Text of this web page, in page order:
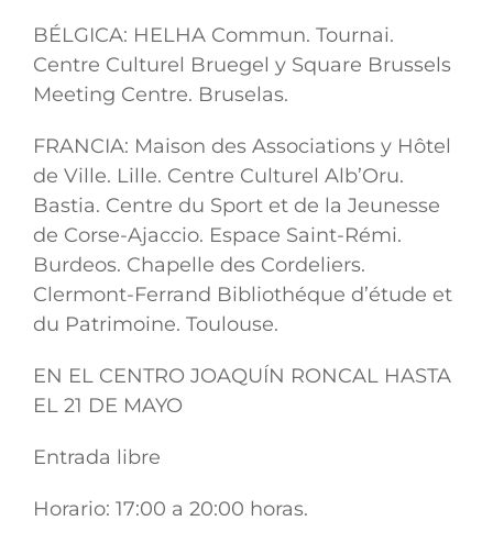
BÉLGICA: HELHA Commun. Tournai.
Centre Culturel Bruegel y Square Brussels
Meeting Centre. Bruselas.
FRANCIA: Maison des Associations y Hôtel
de Ville. Lille. Centre Culturel Alb’Oru.
Bastia. Centre du Sport et de la Jeunesse
de Corse-Ajaccio. Espace Saint-Rémi.
Burdeos. Chapelle des Cordeliers.
Clermont-Ferrand Bibliothéque d’étude et
du Patrimoine. Toulouse.
EN EL CENTRO JOAQUÍN RONCAL HASTA
EL 21 DE MAYO
Entrada libre
Horario: 17:00 a 20:00 horas.